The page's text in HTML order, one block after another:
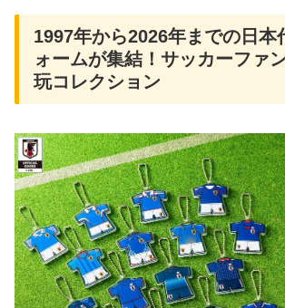
1997年から2026年までの日本
ォームが集結！サッカーファ
玩コレクション